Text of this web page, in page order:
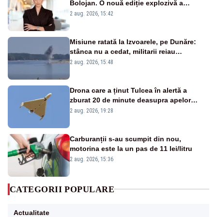
Bolojan. O nouă ediție explozivă a
emisiunii „Miza Zilei” la Realitatea PLUS
2 aug. 2026, 15:42
Misiune ratată la Izvoarele, pe Dunăre:
stânca nu a cedat, militarii reiau
detonările luni – VIDEO
2 aug. 2026, 15:48
Drona care a ținut Tulcea în alertă a
zburat 20 de minute deasupra apelor
României. Au fost ridicate două F-16
2 aug. 2026, 19:28
Carburanții s-au scumpit din nou,
motorina este la un pas de 11 lei/litru
2 aug. 2026, 15:36
CATEGORII POPULARE
Actualitate